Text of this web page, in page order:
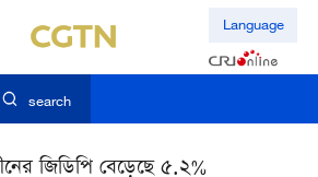
Language
search
জিডিপি বেড়েছে ৫.২%